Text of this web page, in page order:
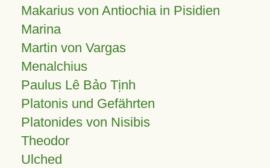
Makarius von Antiochia in Pisidien
Marina
Martin von Vargas
Menalchius
Paulus Lê Bảo Tịnh
Platonis und Gefährten
Platonides von Nisibis
Theodor
Ulched